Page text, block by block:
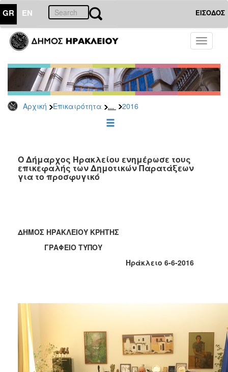
GR EN ΕΙΣΟΔΟΣ
Toggle
Αρχική Επικαιρότητα ... 2016
ΕΠΙΚΑΙΡΟΤΗΤΑ
Τύπου
Αρχείο
2026
2025
2022
2021
2017
2016
2006
Ο Δήμαρχος Ηρακλείου ενημέρωσε τους
επικεφαλής των Δημοτικών Παρατάξεων
για το προσφυγικό
ΔΗΜΟΣ ΗΡΑΚΛΕΙΟΥ ΚΡΗΤΗΣ
ΓΡΑΦΕΙΟ ΤΥΠΟΥ
Ηράκλειο 6-6-2016